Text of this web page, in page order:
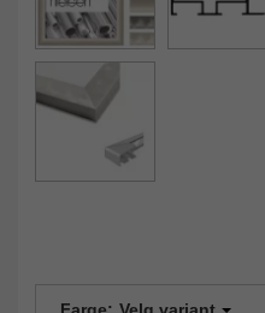
Farge: Velg variant